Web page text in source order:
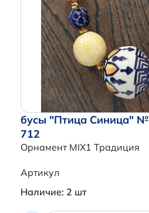
бусы "Птица Синица" №
712
Орнамент MIX1 Традиция
Артикул
Наличие: 2 шт